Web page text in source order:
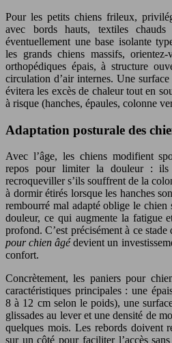
Pour les petits chiens frileux,
avec bords hauts, textiles
éventuellement une base isolante
les grands chiens massifs,
orthopédiques épais, à structure
circulation d’air internes. Une
évitera les excès de chaleur tout en
à risque (hanches, épaules, colonne
Adaptation posturale des
Avec l’âge, les chiens modifient
repos pour limiter la douleur : ils
recroqueviller s’ils souffrent de la
à dormir étirés lorsque les hanches
rembourré mal adapté oblige le
douleur, ce qui augmente la fatigue
profond. C’est précisément à ce stade
pour chien âgédevient un
confort.
Concrètement, les paniers pour
caractéristiques principales : une
8 à 12 cm selon le poids), une
glissades au lever et une densité de
quelques mois. Les rebords doivent
sur un côté pour faciliter l’accès